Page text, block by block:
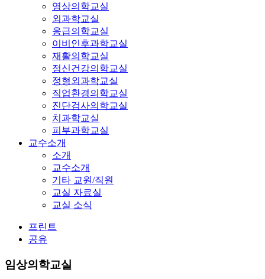
영상의학교실
외과학교실
응급의학교실
이비인후과학교실
재활의학교실
정신건강의학교실
정형외과학교실
직업환경의학교실
진단검사의학교실
치과학교실
피부과학교실
교수소개
소개
교수소개
기타 교원/직원
교실 자료실
교실 소식
프린트
공유
임상의학교실